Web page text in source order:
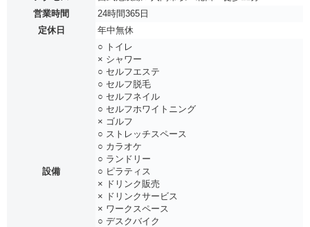
営業時間
24時間365日
定休日
年中無休
設備
○ トイレ
× シャワー
○ セルフエステ
○ セルフ脱毛
○ セルフネイル
○ セルフホワイトニング
× ゴルフ
○ ストレッチスペース
○ カラオケ
○ ランドリー
○ ピラティス
× ドリンク販売
× ドリンクサービス
× ワークスペース
○ デスクバイク